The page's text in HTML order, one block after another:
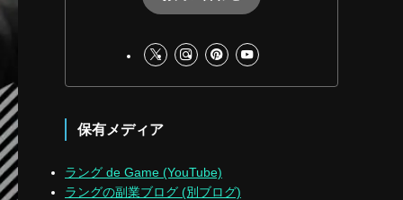
保有メディア
ラング de Game (YouTube)
ラングの副業ブログ (別ブログ)